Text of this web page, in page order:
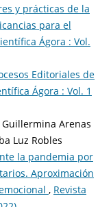
y prácticas de la
para el
Ágora : Vol.
Editoriales de
Ágora : Vol. 1
Arenas
Luz Robles
la pandemia por
Aproximación
, Revista